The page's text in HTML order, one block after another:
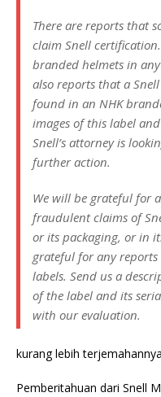
There are reports that
claim Snell
branded helmets in
also reports that a
found in an NHK
images of this label
Snell’s attorney is
further action.
We will be grateful for
fraudulent claims of
or its packaging, or in
grateful for any
labels. Send us a
of the label and its
with our evaluation.
kurang lebih
Pemberitahuan dari Snell